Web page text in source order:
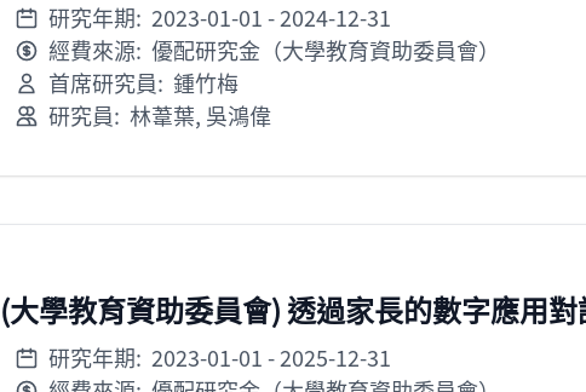
研究年期: 2023-01-01- 2024-12-31
經費來源: 優配研究金（大學教育資助委員會）
首席研究員: 鍾竹梅
研究員: 林葦葉, 吳鴻偉
(大學教育資助委員會) 透過家長的數字應用
研究年期: 2023-01-01- 2025-12-31